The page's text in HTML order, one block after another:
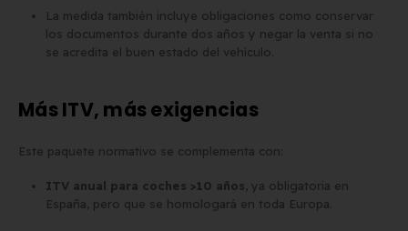
La medida también incluye obligaciones como conservar
los documentos durante dos años y negar la venta si no
se acredita el buen estado del vehículo.
Más ITV, más exigencias
Este paquete normativo se complementa con:
ITV anual para coches >10 años, ya obligatoria en
España, pero que se homologará en toda Europa.